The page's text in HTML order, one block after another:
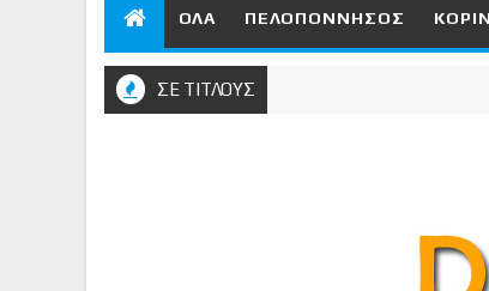
ΟΛΑ ΠΕΛΟΠΟΝΝΗΣΟΣ
ΣΕ ΤΙΤΛΟΥΣ